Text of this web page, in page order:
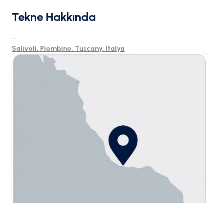
Tekne Hakkında
...
Salivoli, Piombino, Tuscany, Italya